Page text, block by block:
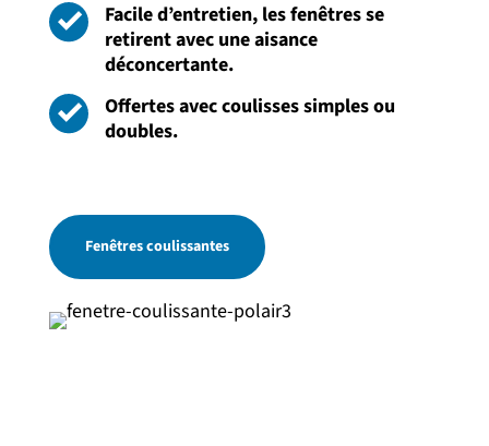
Facile d’entretien, les fenêtres se
retirent avec une aisance
déconcertante.
Offertes avec coulisses simples ou
doubles.
Fenêtres coulissantes